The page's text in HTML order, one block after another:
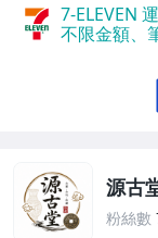
7-ELEVEN
不限金額、
源古
粉絲數